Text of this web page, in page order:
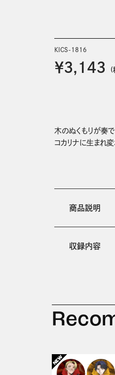
KICS-1816
￥3,143 (
木のぬくもりが奏で
コカリナに生まれ
商品説明
収録内容